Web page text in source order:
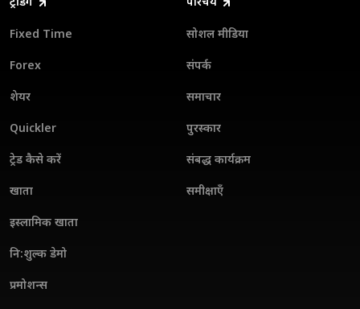
Fixed Time
Forex
शेयर
Quickler
ट्रेड कैसे करें
खाता
इस्लामिक खाता
नि:शुल्क डेमो
प्रमोशन्स
सोशल मीडिया
संपर्क
समाचार
पुरस्कार
संबद्ध कार्यक्रम
समीक्षाएँ